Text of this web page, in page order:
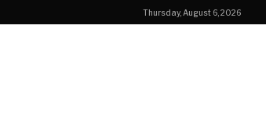
Thursday, August 6, 2026